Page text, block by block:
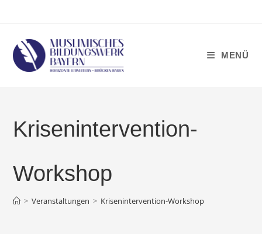
MENÜ
Krisenintervention-
Workshop
> Veranstaltungen > Krisenintervention-Workshop